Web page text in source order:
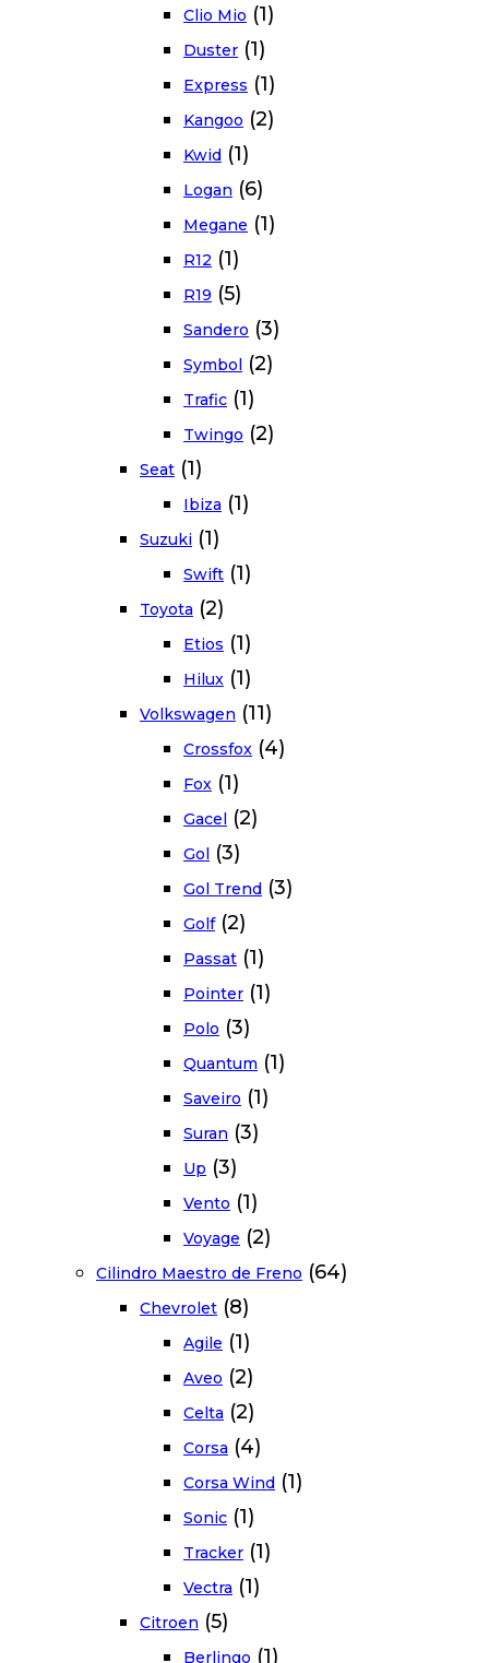
Clio Mio (1)
Duster (1)
Express (1)
Kangoo (2)
Kwid (1)
Logan (6)
Megane (1)
R12 (1)
R19 (5)
Sandero (3)
Symbol (2)
Trafic (1)
Twingo (2)
Seat (1)
Ibiza (1)
Suzuki (1)
Swift (1)
Toyota (2)
Etios (1)
Hilux (1)
Volkswagen (11)
Crossfox (4)
Fox (1)
Gacel (2)
Gol (3)
Gol Trend (3)
Golf (2)
Passat (1)
Pointer (1)
Polo (3)
Quantum (1)
Saveiro (1)
Suran (3)
Up (3)
Vento (1)
Voyage (2)
Cilindro Maestro de Freno (64)
Chevrolet (8)
Agile (1)
Aveo (2)
Celta (2)
Corsa (4)
Corsa Wind (1)
Sonic (1)
Tracker (1)
Vectra (1)
Citroen (5)
Berlingo (1)